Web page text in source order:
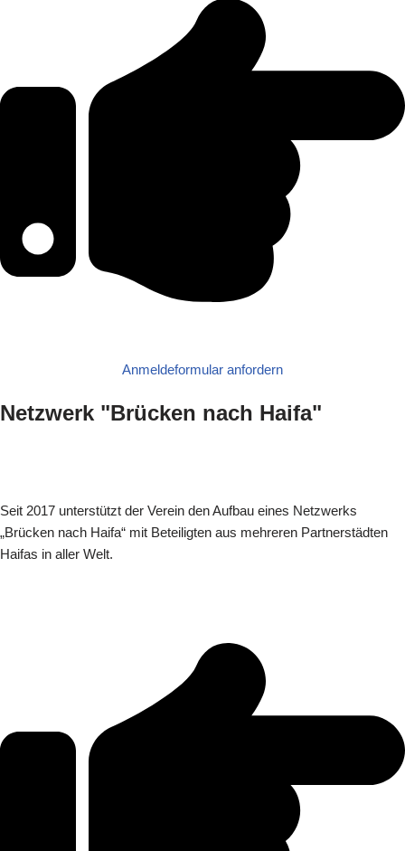
Anmeldeformular anfordern
Netzwerk "Brücken nach Haifa"
Seit 2017 unterstützt der Verein den Aufbau eines Netzwerks
„Brücken nach Haifa“ mit Beteiligten aus mehreren Partnerstädten
Haifas in aller Welt.